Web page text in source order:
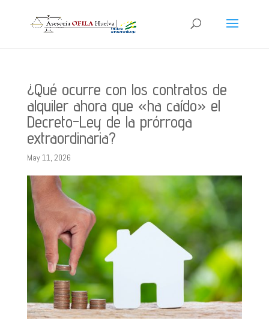
¿Qué ocurre con los contratos de
alquiler ahora que «ha caído» el
Decreto-Ley de la prórroga
extraordinaria?
May 11, 2026